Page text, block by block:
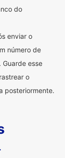
do
enviar o
número de
esse
o
posteriormente.